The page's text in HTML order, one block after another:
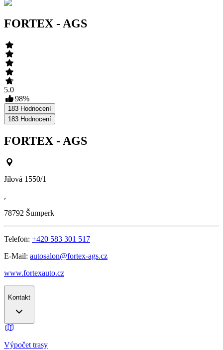
FORTEX - AGS
5.0
98%
183 Hodnocení
183 Hodnocení
FORTEX - AGS
Jílová 1550/1
,
78792 Šumperk
Telefon: +420 583 301 517
E-Mail: autosalon@fortex-ags.cz
www.fortexauto.cz
Kontakt
Výpočet trasy